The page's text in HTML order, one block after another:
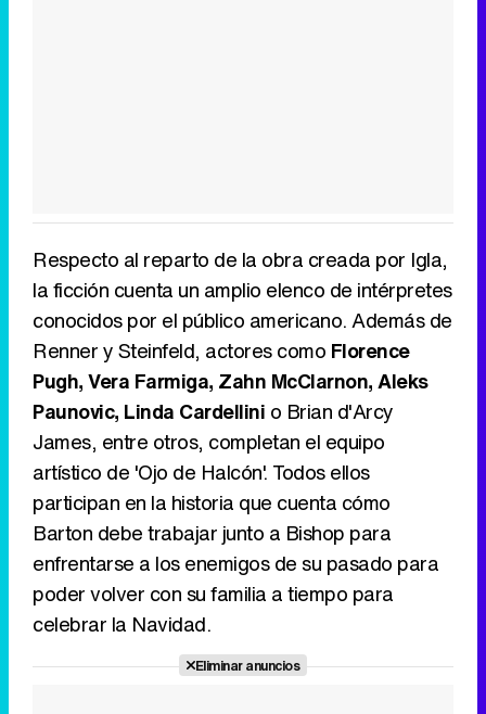
Respecto al reparto de la obra creada por Igla,
la ficción cuenta un amplio elenco de intérpretes
conocidos por el público americano. Además de
Renner y Steinfeld, actores como Florence
Pugh, Vera Farmiga, Zahn McClarnon, Aleks
Paunovic, Linda Cardellini o Brian d'Arcy
James, entre otros, completan el equipo
artístico de 'Ojo de Halcón'. Todos ellos
participan en la historia que cuenta cómo
Barton debe trabajar junto a Bishop para
enfrentarse a los enemigos de su pasado para
poder volver con su familia a tiempo para
celebrar la Navidad.
Eliminar anuncios